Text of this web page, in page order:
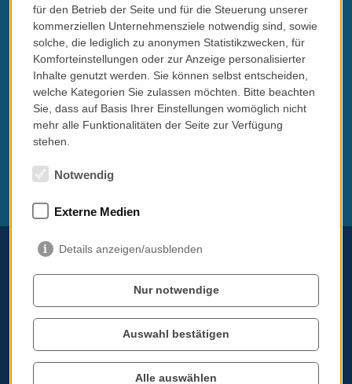
+43 699 11784690
Email:info@italissimo.at
Albrechtstraße 103A/11
für den Betrieb der Seite und für die Steuerung unserer
kommerziellen Unternehmensziele notwendig sind, sowie
solche, die lediglich zu anonymen Statistikzwecken, für
Komforteinstellungen oder zur Anzeige personalisierter
Inhalte genutzt werden. Sie können selbst entscheiden,
welche Kategorien Sie zulassen möchten. Bitte beachten
Sie, dass auf Basis Ihrer Einstellungen womöglich nicht
mehr alle Funktionalitäten der Seite zur Verfügung
stehen.
Notwendig
Externe Medien
Details anzeigen/ausblenden
Nur notwendige
Auswahl bestätigen
Alle auswählen